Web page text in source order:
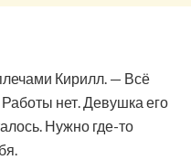
Кирилл. — Всё
нет. Девушка его
Нужно где-то